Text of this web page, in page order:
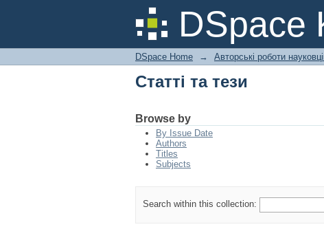
DSpace
Статті та тези
DSpace Home → Авторські роботи
Статті та тези
Browse by
By Issue Date
Authors
Titles
Subjects
Search within this collection: